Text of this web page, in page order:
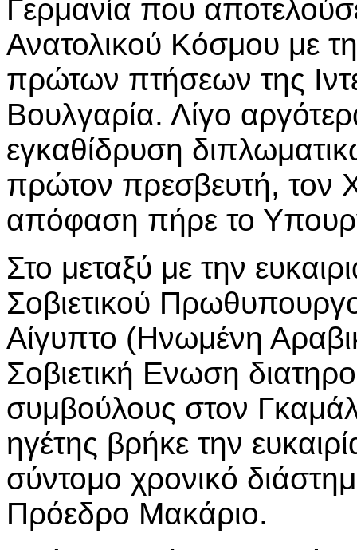
Γερμανία που
Ανατολικού Κόσμου με
πρώτων πτήσεων της
Βουλγαρία. Λίγο
εγκαθίδρυση
πρώτον πρεσβευτή, τον
απόφαση πήρε το
Στο μεταξύ με την
Σοβιετικού
Αίγυπτο (Ηνωμένη
Σοβιετική Ενωση
συμβούλους στον
ηγέτης βρήκε την
σύντομο χρονικό
Πρόεδρο Μακάριο.